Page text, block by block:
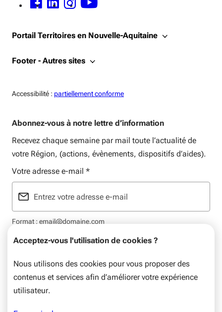
Acceptez-vous l'utilisation de cookies ?
Nous utilisons des cookies pour vous proposer des
contenus et services afin d’améliorer votre expérience
utilisateur.
FACEBOOK - OUVERTURE DANS UNE NOUVELLE FENÊTRE
LINKEDIN - OUVERTURE DANS UNE NOUVELLE FENÊTRE
INSTAGRAM - OUVERTURE DANS UNE NOUVELLE FENÊTRE
YOUTUBE - OUVERTURE DANS UNE NOUVELLE FENÊTRE
Portail Territoires en Nouvelle-Aquitaine
Footer - Autres sites
Accessibilité : Accessiblité:
partiellement conforme
Abonnez-vous à notre lettre d’information
Recevez chaque semaine par mail toute l’actualité de
votre Région, (actions, évènements, dispositifs d’aides).
Votre adresse e-mail *
Format : email@domaine.com
Mentions légales